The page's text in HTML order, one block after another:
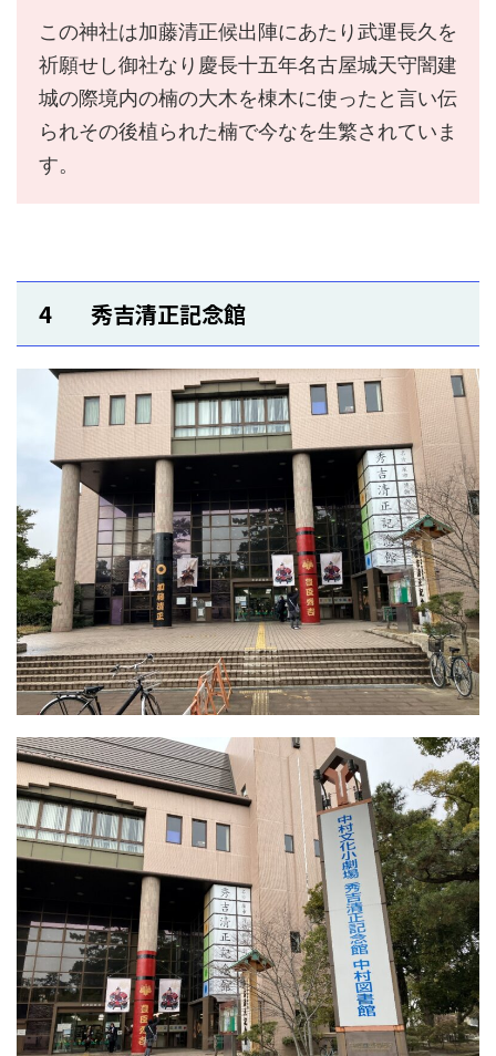
この神社は加藤清正候出陣にあたり武運長久を
祈願せし御社なり慶長十五年名古屋城天守闇建
城の際境内の楠の大木を棟木に使ったと言い伝
られその後植られた楠で今なを生繁されていま
す。
4 秀吉清正記念館